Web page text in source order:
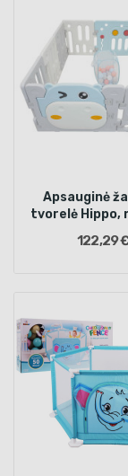
Apsauginė
tvorelė Hippo,
122,29